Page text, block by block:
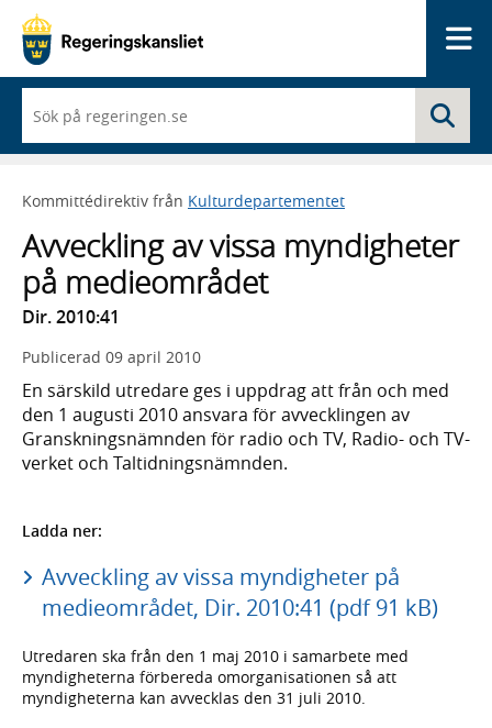
du
börjar
skriva
framträder
lista
med
sökförslag
Kommittédirektiv från Kulturdepartementet
Avveckling av vissa myndigheter
på medieområdet
Dir. 2010:41
Publicerad 09 april 2010
En särskild utredare ges i uppdrag att från och med
den 1 augusti 2010 ansvara för avvecklingen av
Granskningsnämnden för radio och TV, Radio- och TV-
verket och Taltidningsnämnden.
Ladda ner:
Avveckling av vissa myndigheter på
medieområdet, Dir. 2010:41 (pdf 91 kB)
Utredaren ska från den 1 maj 2010 i samarbete med
myndigheterna förbereda omorganisationen så att
myndigheterna kan avvecklas den 31 juli 2010.